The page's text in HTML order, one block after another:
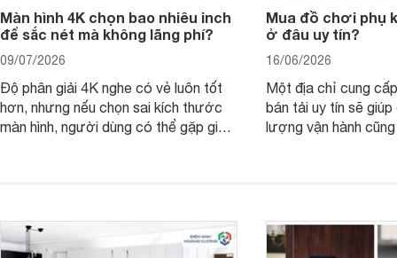
Màn hình 4K chọn bao nhiêu inch
để sắc nét mà không lãng phí?
09/07/2026
Độ phân giải 4K nghe có vẻ luôn tốt
hơn, nhưng nếu chọn sai kích thước
màn hình, người dùng có thể gặp giao
Mua đồ chơi phụ
ở đâu uy tín?
16/06/2026
Một địa chỉ cung
bán tải uy tín sẽ
lượng vận hành